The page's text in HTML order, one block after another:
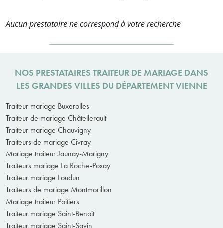
Aucun prestataire ne correspond à votre recherche
NOS PRESTATAIRES TRAITEUR DE MARIAGE DANS
LES GRANDES VILLES DU DÉPARTEMENT VIENNE
Traiteur mariage Buxerolles
Traiteur de mariage Châtellerault
Traiteur mariage Chauvigny
Traiteurs de mariage Civray
Mariage traiteur Jaunay-Marigny
Traiteurs mariage La Roche-Posay
Traiteur mariage Loudun
Traiteurs de mariage Montmorillon
Mariage traiteur Poitiers
Traiteur mariage Saint-Benoît
Traiteur mariage Saint-Savin